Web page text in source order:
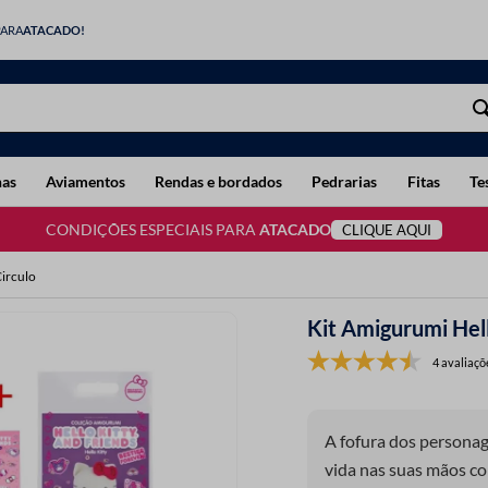
ATACADO!
Aviamentos Rendas e bordados Pedrarias Fitas
CONDIÇÕES ESPECIAIS PARA ATACADO CLIQUE AQUI
Kit Amigurumi
4
A fofura dos
vida nas suas mãos